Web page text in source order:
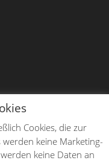
Cookies, die zur
keine Marketing-
keine Daten an